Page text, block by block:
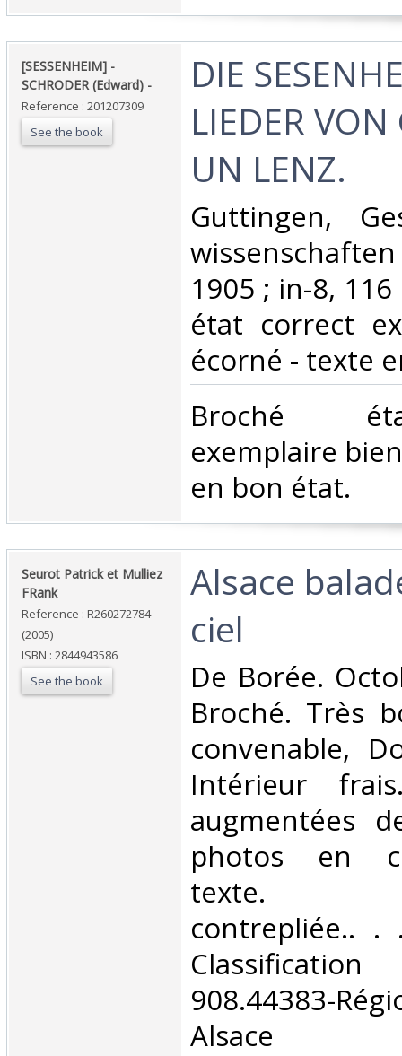
‎[SESSENHEIM] -
SCHRODER (Edward) - ‎
Reference : 201207309
See the book
‎DIE
LIEDER
UN LENZ. ‎
‎Guttingen,
1905 ; in-8,
état correct
écorné - texte
‎Broché
exemplaire
en bon état.‎
‎Seurot Patrick et Mulliez
FRank‎
Reference : R260272784
(2005)
ISBN : 2844943586
See the book
‎Alsace
ciel‎
‎De Borée.
Broché. Très
convenable,
Intérieur
augmentées
photos en
texte.
contrepliée.. .
908.44383-
Alsace‎